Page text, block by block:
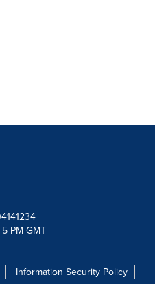
PM GMT
Information Security Policy